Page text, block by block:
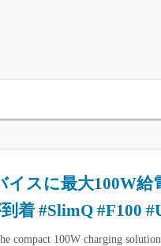
イスに最大100W給
着 #SlimQ #F100
compact 100W charging